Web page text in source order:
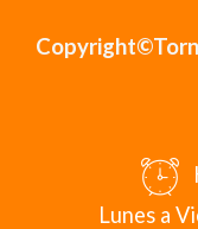
Lunes a